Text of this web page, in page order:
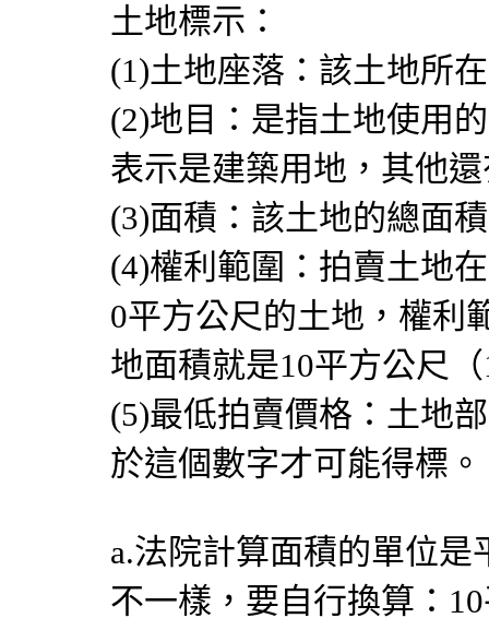
土地標示：
(1)土地座落：該土地所
(2)地目：是指土地使用
表示是建築用地，其他
(3)面積：該土地的總面
(4)權利範圍：拍賣土地
0平方公尺的土地，權利
地面積就是10平方公尺
(5)最低拍賣價格：土地
於這個數字才可能得標。
a.法院計算面積的單位
不一樣，要自行換算：